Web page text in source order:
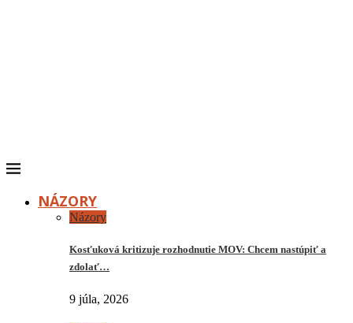
NÁZORY
Názory
Kosťuková kritizuje rozhodnutie MOV: Chcem nastúpiť a
zdolať…
9 júla, 2026